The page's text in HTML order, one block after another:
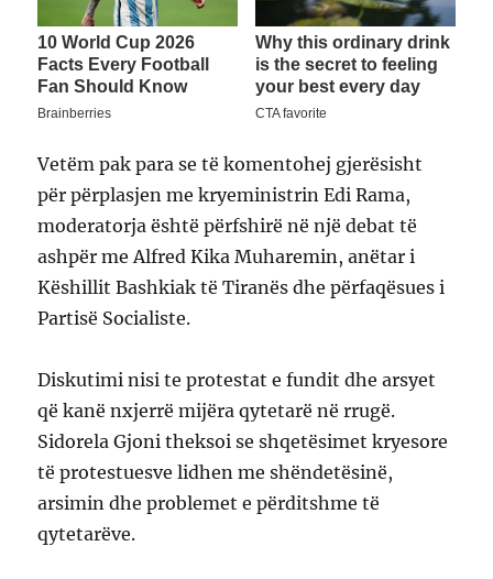
Vetëm pak para se të komentohej gjerësisht
për përplasjen me kryeministrin Edi Rama,
moderatorja është përfshirë në një debat të
ashpër me Alfred Kika Muharemin, anëtar i
Këshillit Bashkiak të Tiranës dhe përfaqësues i
Partisë Socialiste.
Diskutimi nisi te protestat e fundit dhe arsyet
që kanë nxjerrë mijëra qytetarë në rrugë.
Sidorela Gjoni theksoi se shqetësimet kryesore
të protestuesve lidhen me shëndetësinë,
arsimin dhe problemet e përditshme të
qytetarëve.